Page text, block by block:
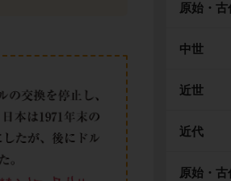
原始・古
中世
近世
近代
原始・